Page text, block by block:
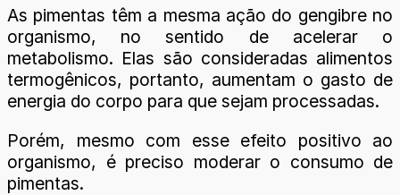
As pimentas têm a mesma ação do gengibre no
organismo, no sentido de acelerar o
metabolismo. Elas são consideradas alimentos
termogênicos, portanto, aumentam o gasto de
energia do corpo para que sejam processadas.
Porém, mesmo com esse efeito positivo ao
organismo, é preciso moderar o consumo de
pimentas.